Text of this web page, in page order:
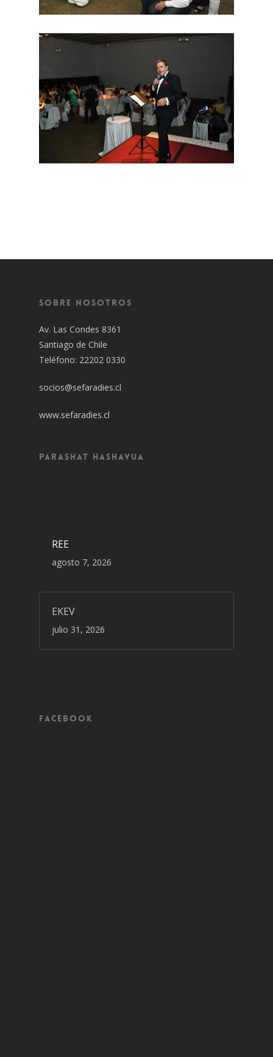
Sobre Nosotros
Av. Las Condes 8361
Santiago de Chile
Teléfono: 22202 0330
socios@sefaradies.cl
www.sefaradies.cl
Parashat Hashavua
REE
agosto 7, 2026
EKEV
julio 31, 2026
Facebook